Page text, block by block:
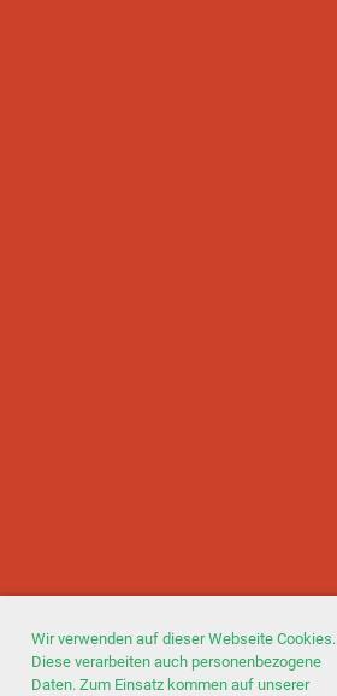
Wir verwenden auf dieser Webseite Cookies.
Diese verarbeiten auch personenbezogene
Daten. Zum Einsatz kommen auf unserer